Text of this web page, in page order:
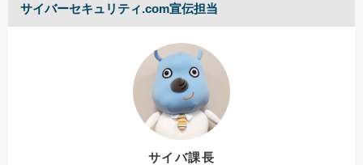
サイバーセキュリティ.com宣伝担当
サイバ課長